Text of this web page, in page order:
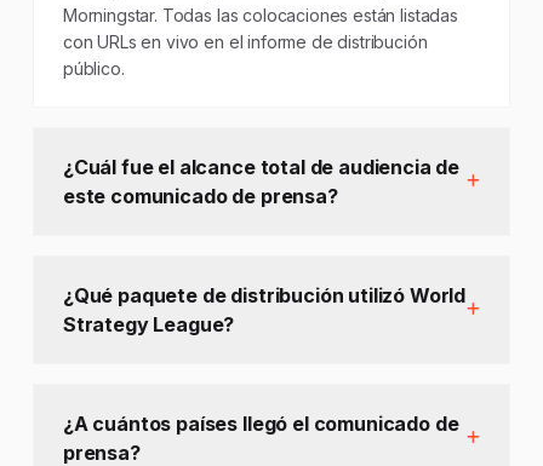
Morningstar. Todas las colocaciones están listadas
con URLs en vivo en el informe de distribución
público.
¿Cuál fue el alcance total de audiencia de
este comunicado de prensa?
¿Qué paquete de distribución utilizó World
Strategy League?
¿A cuántos países llegó el comunicado de
prensa?